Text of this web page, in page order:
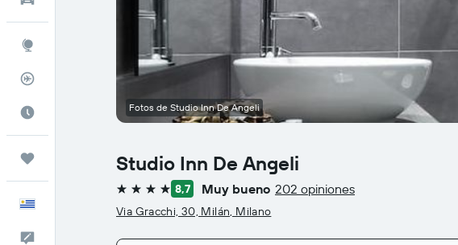
Comentarios
Studio Inn De Angeli
4 estrellas8,7 Muy bueno 202 opiniones
Via Gracchi, 30, Milán, Milano
Fotos de Studio Inn De Angeli